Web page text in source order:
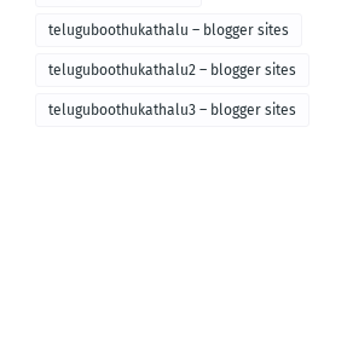
teluguboothukathalu – blogger sites
teluguboothukathalu2 – blogger sites
teluguboothukathalu3 – blogger sites